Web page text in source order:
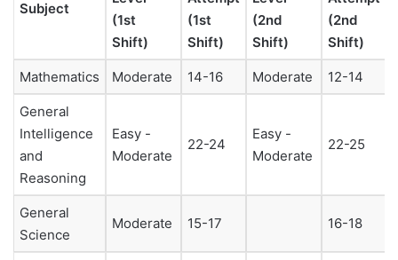
Subject
(1st
Shift)
(1st
Shift)
(2nd
Shift)
(2nd
Shift)
Mathematics Moderate 14-16 Moderate 12-14
General
Intelligence
and
Reasoning
Easy -
Moderate
22-24
Easy -
Moderate
22-25
General
Science
Moderate 15-17 16-18